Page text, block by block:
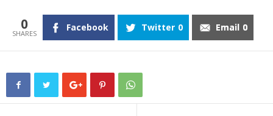
0 Facebook Twitter 0 Email 0